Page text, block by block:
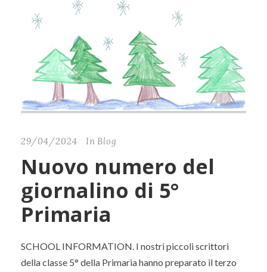
29/04/2024 In Blog
Nuovo numero del
giornalino di 5°
Primaria
SCHOOL INFORMATION. I nostri piccoli scrittori
della classe 5° della Primaria hanno preparato il terzo